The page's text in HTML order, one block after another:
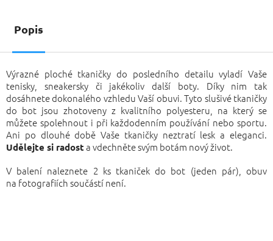
Popis
Výrazné ploché tkaničky do posledního detailu vyladí Vaše
tenisky, sneakersky či jakékoliv další boty. Díky nim tak
dosáhnete dokonalého vzhledu Vaší obuvi. Tyto slušivé tkaničky
do bot jsou zhotoveny z kvalitního polyesteru, na který se
můžete spolehnout i při každodenním používání nebo sportu.
Ani po dlouhé době Vaše tkaničky neztratí lesk a eleganci.
Udělejte si radost a vdechněte svým botám nový život.
V balení naleznete 2 ks tkaniček do bot (jeden pár), obuv
na fotografiích součástí není.